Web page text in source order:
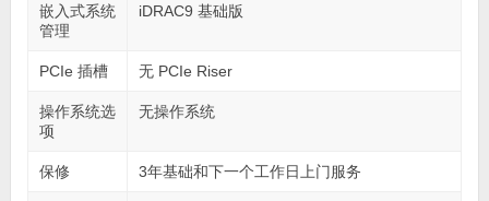
嵌入式系统
管理
iDRAC9 基础版
PCIe 插槽 无 PCIe Riser
操作系统选
项
无操作系统
保修 3年基础和下一个工作日上门服务